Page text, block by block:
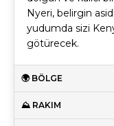
Nyeri, belirgin
yudumda sizi
götürecek.
🌍 BÖLGE
⛰️ RAKIM